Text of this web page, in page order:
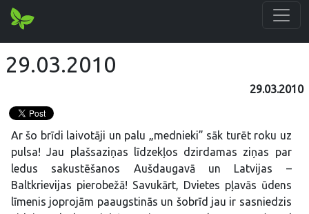
29.03.2010
29.03.2010
Ar šo brīdi laivotāji un palu „mednieki” sāk turēt roku uz
pulsa! Jau plašsaziņas līdzekļos dzirdamas ziņas par
ledus sakustēšanos Aušdaugavā un Latvijas –
Baltkrievijas pierobežā! Savukārt, Dvietes pļavās ūdens
līmenis joprojām paaugstinās un šobrīd jau ir sasniedzis